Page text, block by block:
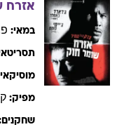
אזרח
במאי:
מפיק: